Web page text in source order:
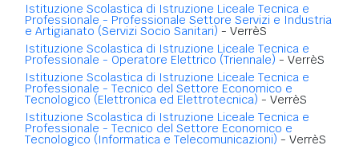
Istituzione Scolastica di Istruzione Liceale Tecnica e
Professionale - Professionale Settore Servizi e Industria
e Artigianato (Servizi Socio Sanitari) - VerrèS
Istituzione Scolastica di Istruzione Liceale Tecnica e
Professionale - Operatore Elettrico (Triennale) - VerrèS
Istituzione Scolastica di Istruzione Liceale Tecnica e
Professionale - Tecnico del Settore Economico e
Tecnologico (Elettronica ed Elettrotecnica) - VerrèS
Istituzione Scolastica di Istruzione Liceale Tecnica e
Professionale - Tecnico del Settore Economico e
Tecnologico (Informatica e Telecomunicazioni) - VerrèS